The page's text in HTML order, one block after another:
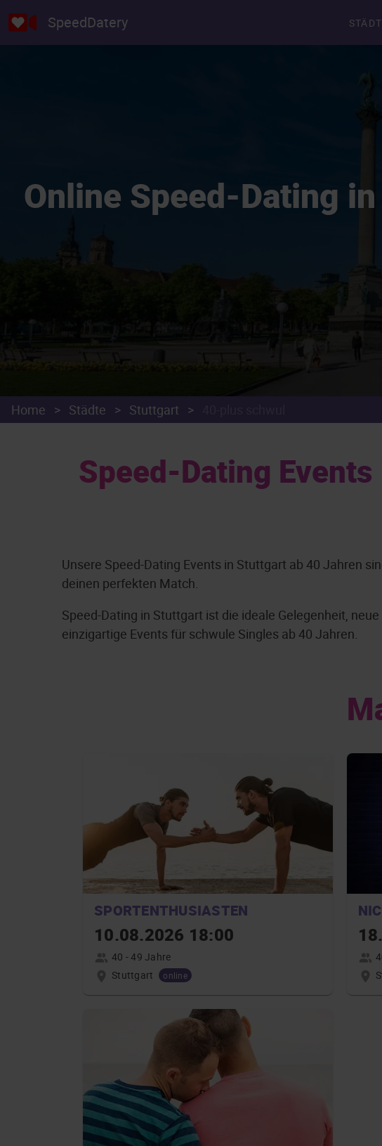
SpeedDatery
Online Speed-Dating
Home > Städte > Stuttgart >
Speed-Dating
Unsere Speed-Dating Events in Stuttgart ab 40 Jahren
deinen perfekten Match.
Speed-Dating in Stuttgart ist die ideale Gelegenheit,
einzigartige Events für schwule Singles ab 40 Jahren.
SPORTENTHUSIASTEN
10.08.2026 18:00
40 - 49 Jahre
Stuttgart
online